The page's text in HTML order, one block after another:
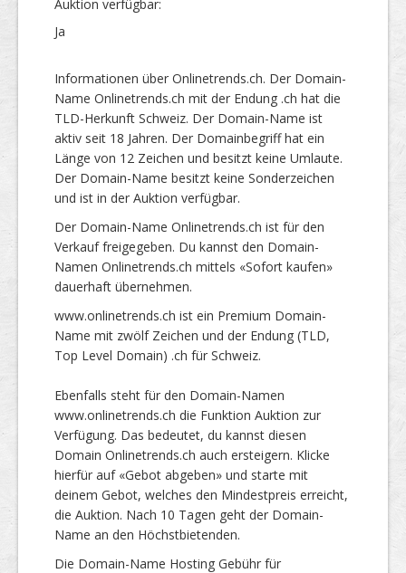
Auktion verfügbar:
Ja
Informationen über Onlinetrends.ch. Der Domain-
Name Onlinetrends.ch mit der Endung .ch hat die
TLD-Herkunft Schweiz. Der Domain-Name ist
aktiv seit 18 Jahren. Der Domainbegriff hat ein
Länge von 12 Zeichen und besitzt keine Umlaute.
Der Domain-Name besitzt keine Sonderzeichen
und ist in der Auktion verfügbar.
Der Domain-Name Onlinetrends.ch ist für den
Verkauf freigegeben. Du kannst den Domain-
Namen Onlinetrends.ch mittels «Sofort kaufen»
dauerhaft übernehmen.
www.onlinetrends.ch ist ein Premium Domain-
Name mit zwölf Zeichen und der Endung (TLD,
Top Level Domain) .ch für Schweiz.
Ebenfalls steht für den Domain-Namen
www.onlinetrends.ch die Funktion Auktion zur
Verfügung. Das bedeutet, du kannst diesen
Domain Onlinetrends.ch auch ersteigern. Klicke
hierfür auf «Gebot abgeben» und starte mit
deinem Gebot, welches den Mindestpreis erreicht,
die Auktion. Nach 10 Tagen geht der Domain-
Name an den Höchstbietenden.
Die Domain-Name Hosting Gebühr für